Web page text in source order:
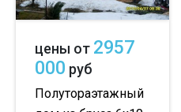
цены от 2957
000 руб
Полутораэтажный